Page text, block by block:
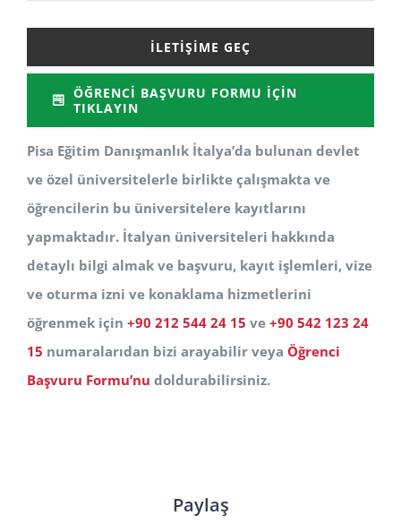
İLETIŞIME GEÇ
ÖĞRENCI BAŞVURU FORMU İÇIN
TIKLAYIN
Pisa Eğitim Danışmanlık İtalya’da bulunan devlet
ve özel üniversitelerle birlikte çalışmakta ve
öğrencilerin bu üniversitelere kayıtlarını
yapmaktadır. İtalyan üniversiteleri hakkında
detaylı bilgi almak ve başvuru, kayıt işlemleri, vize
ve oturma izni ve konaklama hizmetlerini
öğrenmek için +90 212 544 24 15 ve +90 542 123 24
15 numaralarıdan bizi arayabilir veya Öğrenci
Başvuru Formu’nu doldurabilirsiniz.
Paylaş